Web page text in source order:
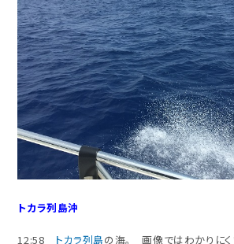
トカラ列島沖
12:58 トカラ列島の海。 画像ではわかりにく